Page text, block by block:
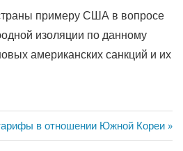
примеру США в вопросе
изоляции по данному
американских санкций и их
в отношении Южной Кореи